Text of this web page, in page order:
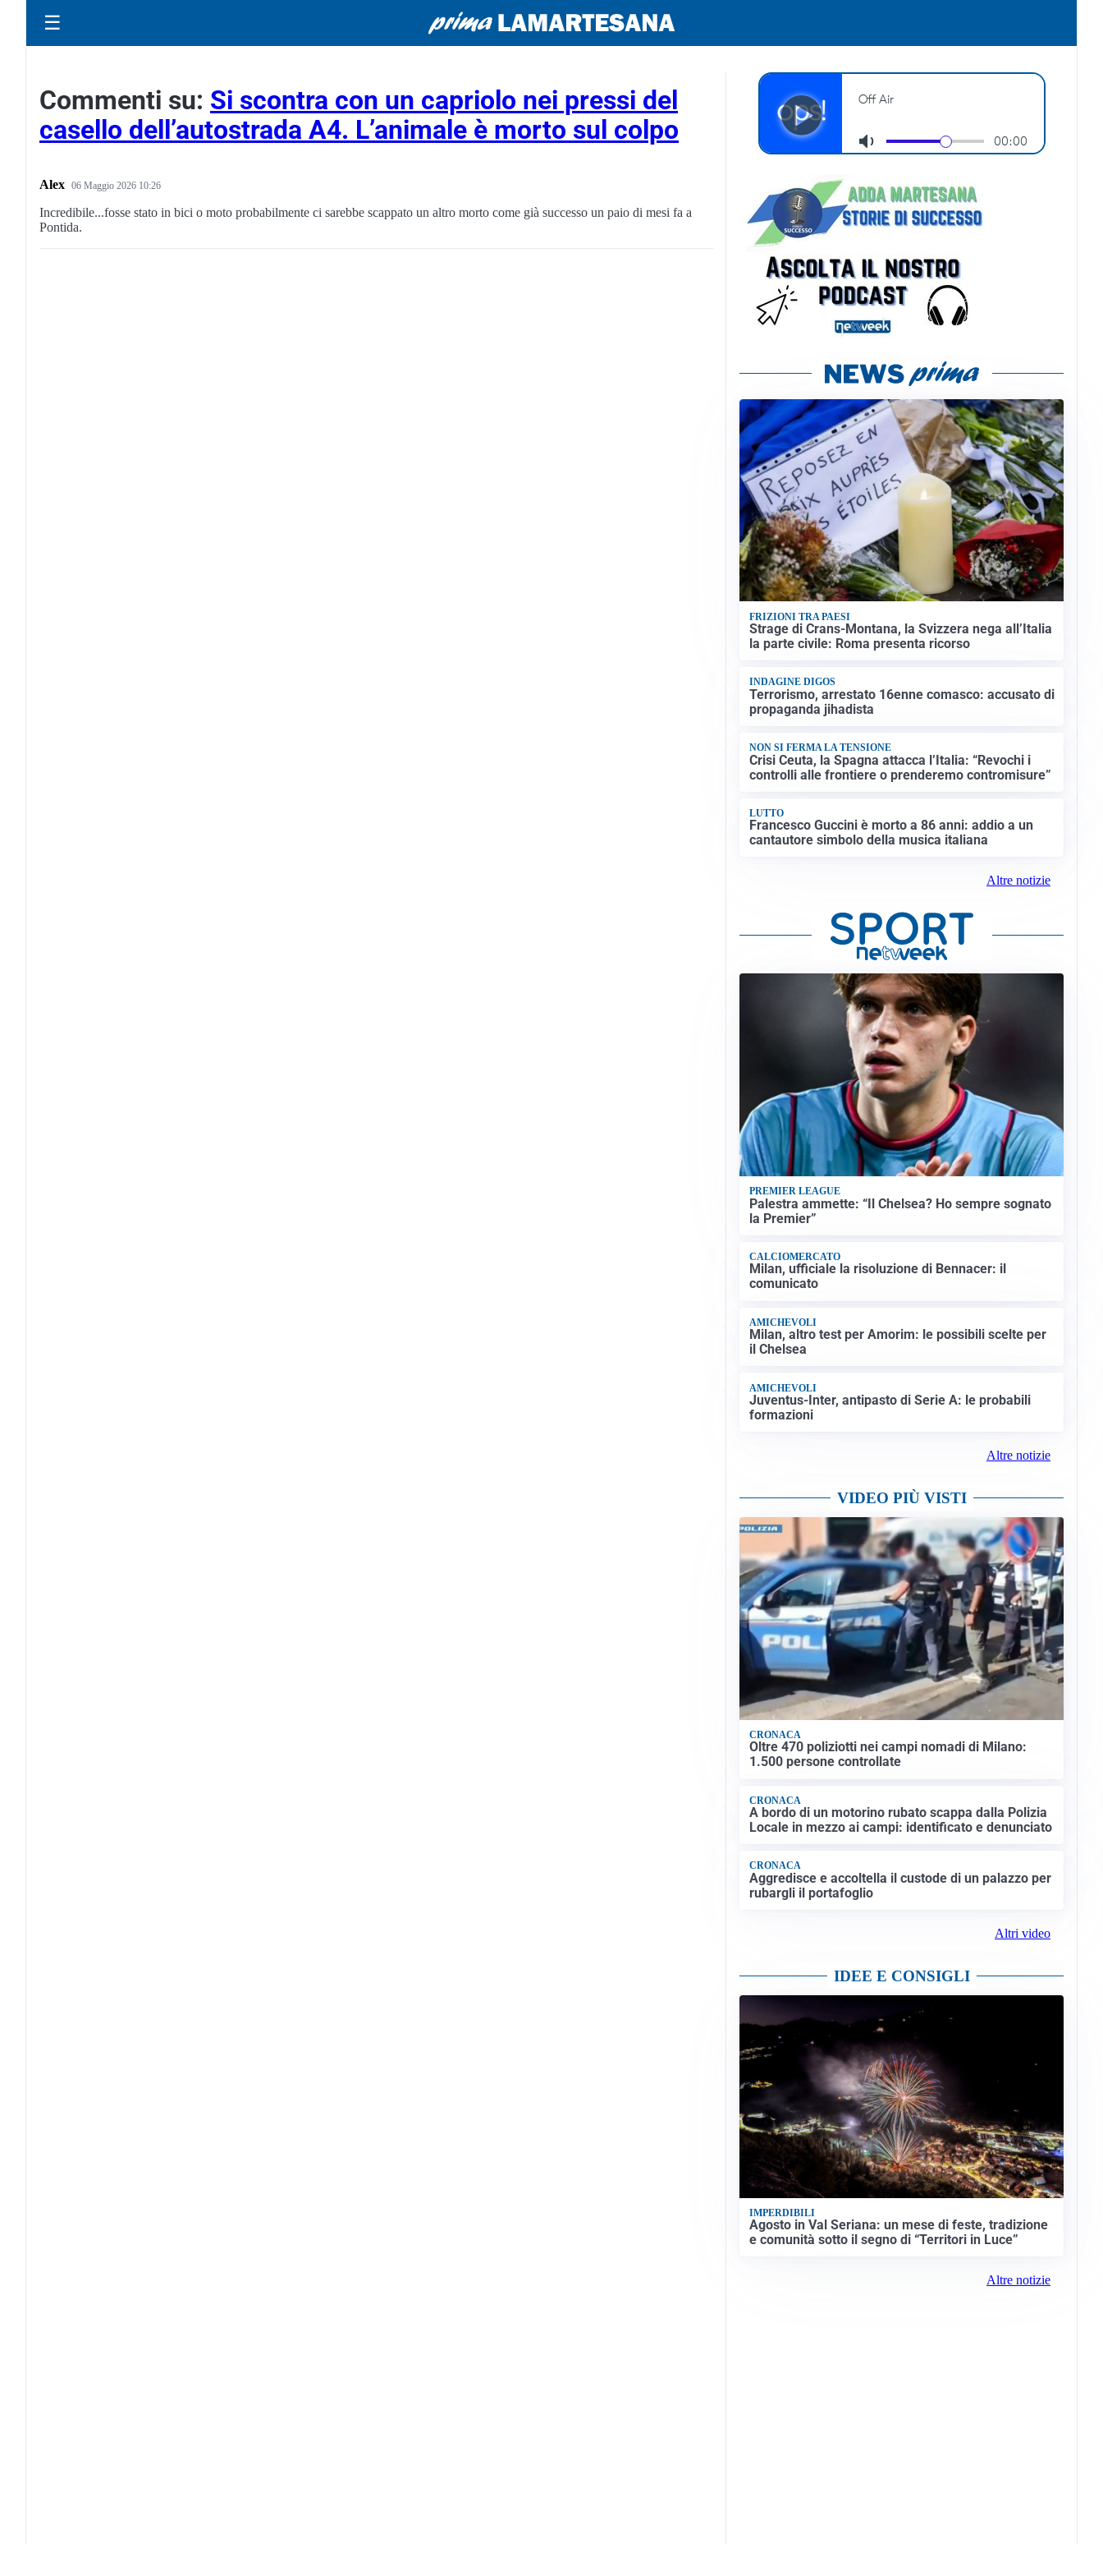
☰
Commenti su: Si scontra con un capriolo nei pressi del
casello dell’autostrada A4. L’animale è morto sul colpo
Alex 06 Maggio 2026 10:26
Incredibile...fosse stato in bici o moto probabilmente ci sarebbe scappato un altro morto come già successo un paio di mesi fa a
Pontida.
FRIZIONI TRA PAESI
Strage di Crans-Montana, la Svizzera nega all’Italia
la parte civile: Roma presenta ricorso
INDAGINE DIGOS
Terrorismo, arrestato 16enne comasco: accusato di
propaganda jihadista
NON SI FERMA LA TENSIONE
Crisi Ceuta, la Spagna attacca l’Italia: “Revochi i
controlli alle frontiere o prenderemo contromisure”
LUTTO
Francesco Guccini è morto a 86 anni: addio a un
cantautore simbolo della musica italiana
Altre notizie
PREMIER LEAGUE
Palestra ammette: “Il Chelsea? Ho sempre sognato
la Premier”
CALCIOMERCATO
Milan, ufficiale la risoluzione di Bennacer: il
comunicato
AMICHEVOLI
Milan, altro test per Amorim: le possibili scelte per
il Chelsea
AMICHEVOLI
Juventus-Inter, antipasto di Serie A: le probabili
formazioni
Altre notizie
VIDEO PIÙ VISTI
CRONACA
Oltre 470 poliziotti nei campi nomadi di Milano:
1.500 persone controllate
CRONACA
A bordo di un motorino rubato scappa dalla Polizia
Locale in mezzo ai campi: identificato e denunciato
CRONACA
Aggredisce e accoltella il custode di un palazzo per
rubargli il portafoglio
Altri video
IDEE E CONSIGLI
IMPERDIBILI
Agosto in Val Seriana: un mese di feste, tradizione
e comunità sotto il segno di “Territori in Luce”
Altre notizie